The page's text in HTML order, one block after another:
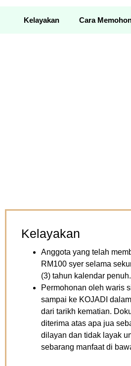
Kelayakan Cara
Kelayakan
Anggota yang telah
RM100 syer selama
(3) tahun kalendar penuh.
Permohonan oleh waris
sampai ke KOJADI
dari tarikh kematian.
diterima atas apa jua
dilayan dan tidak layak
sebarang manfaat di